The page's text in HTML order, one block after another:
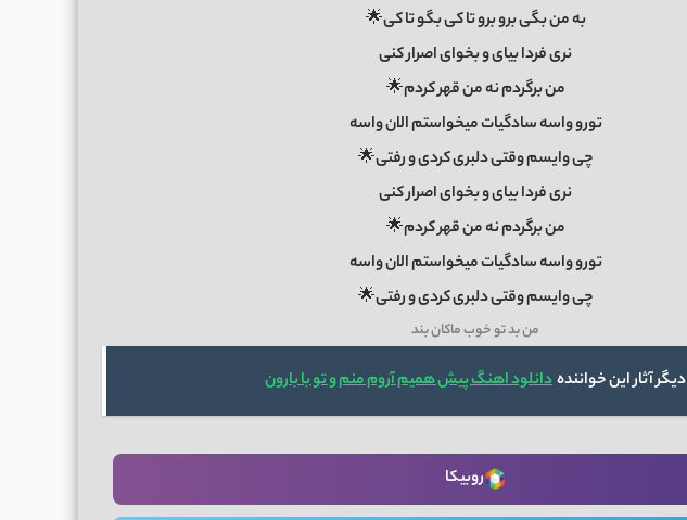
به من بگی برو برو تا کی بگو تا کی🌟
نری فردا بیای و بخوای اصرار کنی
من برگردم نه من قهر کردم🌟
تورو واسه سادگیات میخواستم الان واسه
چی وایسم وقتی دلبری کردی و رفتی🌟
نری فردا بیای و بخوای اصرار کنی
من برگردم نه من قهر کردم🌟
تورو واسه سادگیات میخواستم الان واسه
چی وایسم وقتی دلبری کردی و رفتی🌟
من بد تو خوب ماکان بند
دیگر آثار این خوانندهدانلود اهنگ پیش همیم آروم منم و تو با بارون
روبیکا